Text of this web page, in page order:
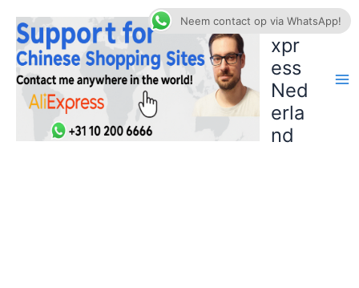
naar
inhoud
AliE
xpr
ess
Ned
erla
nd
Neem contact op via WhatsApp!